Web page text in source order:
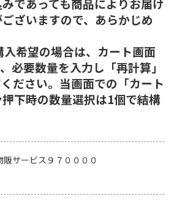
ざいますので、あらかじめ
希望の場合は、カート画面
必要数量を入力し「再計算」
ださい。当画面での「カート
下時の数量選択は1個で結構
販サービス９７００００